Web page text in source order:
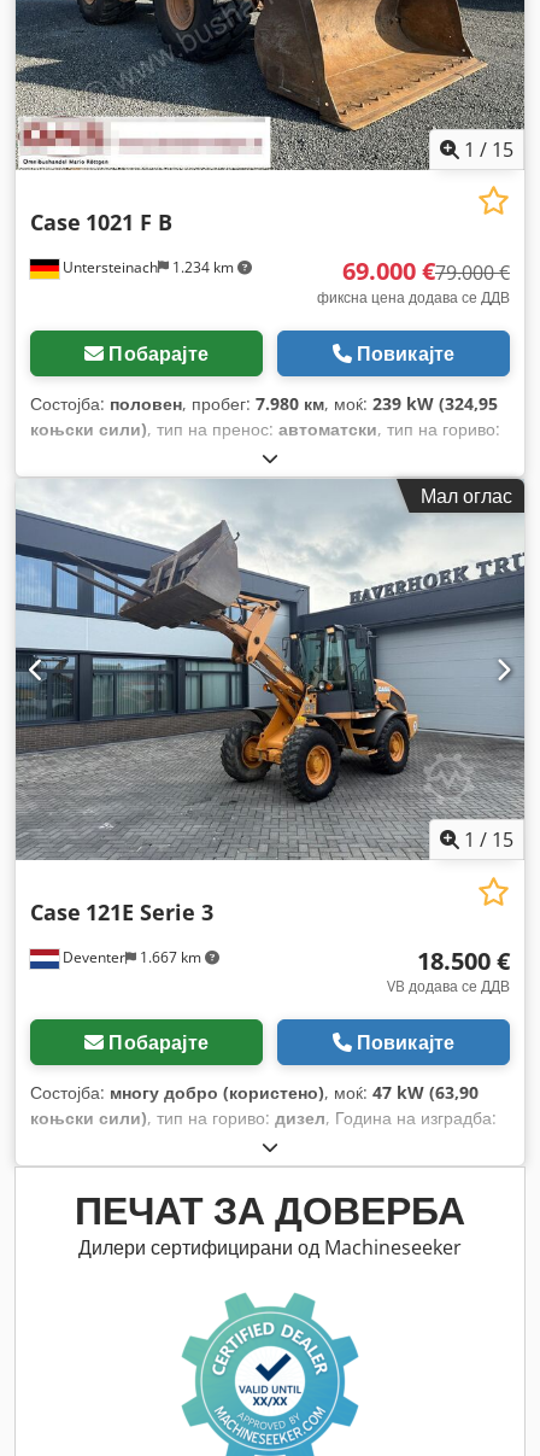
1 / 15
Untersteinach 1.234 km
Case 1021 F B
69.000 €79.000 €
фиксна цена додава се ДДВ
Побарајте Повикајте
Состојба: половен, пробег: 7.980 км, моќ: 239 kW (324,95
коњски сили), тип на пренос: автоматски, тип на гориво:
, прва регистрација:
изградба:2013, Опрема:клима уред,
Мал оглас
1 / 15
Deventer 1.667 km
Case 121E Serie 3
18.500 €
VB додава се ДДВ
Побарајте Повикајте
Состојба: многу добро (користено), моќ: 47 kW (63,90
коњски сили), тип на гориво: дизел, Година на изградба:
1.060 h,
ПЕЧАТ ЗА ДОВЕРБА
Дилери сертифицирани од Machineseeker